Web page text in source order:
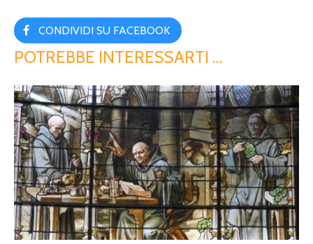
CONDIVIDI SU FACEBOOK
POTREBBE INTERESSARTI …